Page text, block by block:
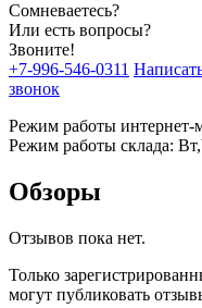
Сомневаетесь?
Или есть вопросы?
Звоните!
+7-996-546-0311
звонок
Режим работы интернет-
Режим работы склада:
Обзоры
Отзывов пока нет.
Только
могут публиковать